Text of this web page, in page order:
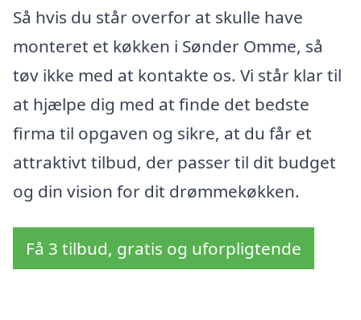
Så hvis du står overfor at skulle have
monteret et køkken i Sønder Omme, så
tøv ikke med at kontakte os. Vi står klar til
at hjælpe dig med at finde det bedste
firma til opgaven og sikre, at du får et
attraktivt tilbud, der passer til dit budget
og din vision for dit drømmekøkken.
Få 3 tilbud, gratis og uforpligtende